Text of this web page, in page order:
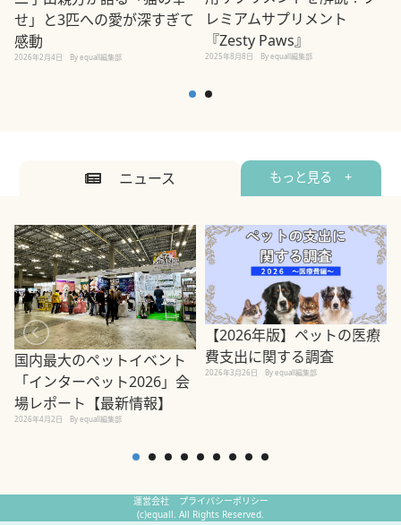
せ」と3匹への愛が深すぎて
感動
2026年2月4日 By equall編集部
レミアムサプリメント
『Zesty Paws』
2025年8月8日 By equall編集部
ニュース もっと見る +
国内最大のペットイベント
「インターペット2026」会
場レポート【最新情報】
2026年4月2日 By equall編集部
【2026年版】ペットの医療
費支出に関する調査
2026年3月26日 By equall編集部
運営会社
プライバシーポリシー
(c)equall. All Rights Reserved.